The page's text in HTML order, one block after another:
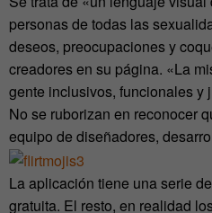
personas de todas las
deseos, preocupaciones y
creadores en su página. «La
gente inclusivos, funcionales y
No se ruborizan en reconocer
equipo de diseñadores,
La aplicación tiene una serie
gratuita. El resto, en realidad